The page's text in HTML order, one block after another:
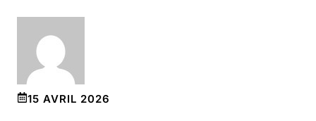
15 AVRIL 2026